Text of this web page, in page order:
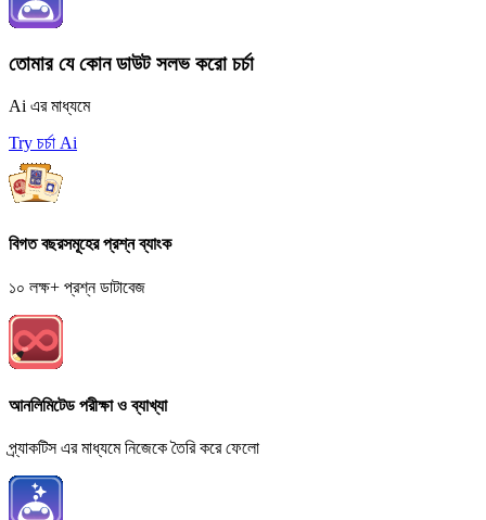
তোমার যে কোন ডাউট সলভ করো চর্চা
Ai এর মাধ্যমে
Try চর্চা Ai
বিগত বছরসমূহের প্রশ্ন ব্যাংক
১০ লক্ষ+ প্রশ্ন ডাটাবেজ
আনলিমিটেড পরীক্ষা ও ব্যাখ্যা
প্র্যাকটিস এর মাধ্যমে নিজেকে তৈরি করে ফেলো